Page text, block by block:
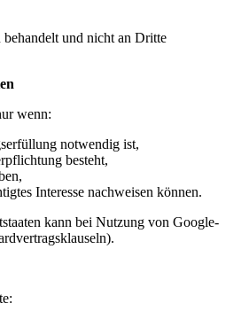
und nicht an Dritte
wenn:
notwendig ist,
besteht,
Interesse nachweisen können.
kann bei Nutzung von Google-